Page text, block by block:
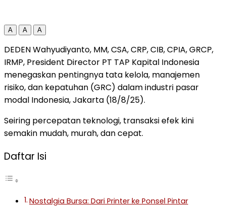
A A A
DEDEN Wahyudiyanto, MM, CSA, CRP, CIB, CPIA, GRCP,
IRMP, President Director PT TAP Kapital Indonesia
menegaskan pentingnya tata kelola, manajemen
risiko, dan kepatuhan (GRC) dalam industri pasar
modal Indonesia, Jakarta (18/8/25).
Seiring percepatan teknologi, transaksi efek kini
semakin mudah, murah, dan cepat.
Daftar Isi
Nostalgia Bursa: Dari Printer ke Ponsel Pintar